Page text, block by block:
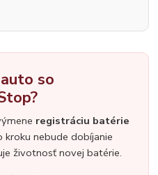
so
registráciu batérie
kroku nebude dobíjanie
životnosť novej batérie.